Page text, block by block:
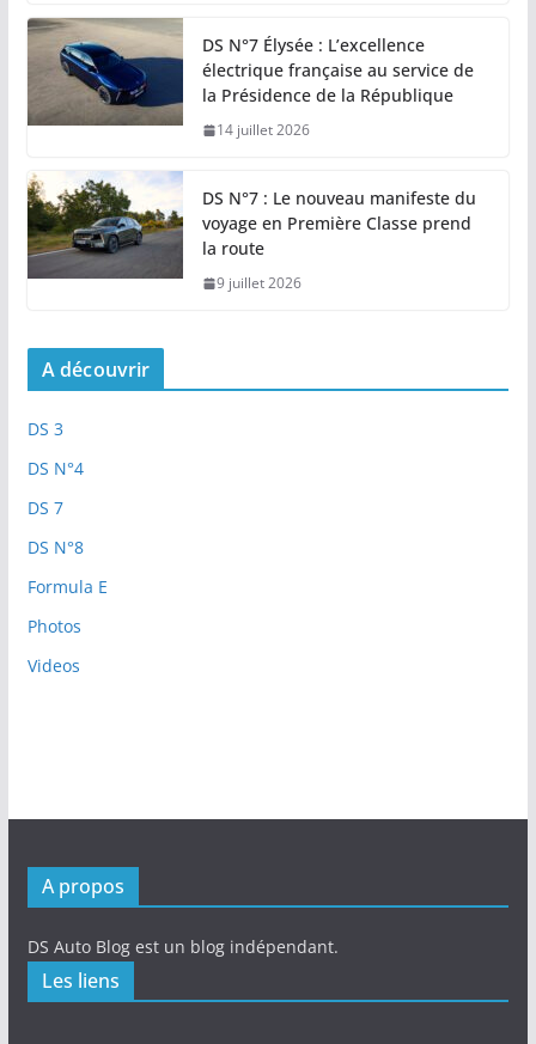
DS N°7 Élysée : L’excellence
électrique française au service de
la Présidence de la République
14 juillet 2026
DS N°7 : Le nouveau manifeste du
voyage en Première Classe prend
la route
9 juillet 2026
A découvrir
DS 3
DS N°4
DS 7
DS N°8
Formula E
Photos
Videos
A propos
DS Auto Blog est un blog indépendant.
Les liens